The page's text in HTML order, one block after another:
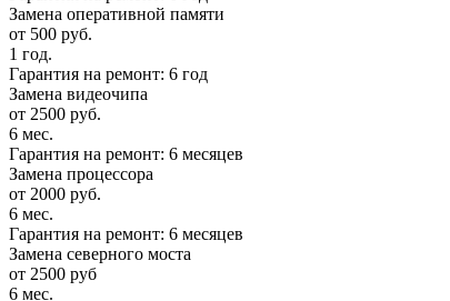
Замена оперативной памяти
от 500 руб.
1 год.
Гарантия на ремонт: 6 год
Замена видеочипа
от 2500 руб.
6 мес.
Гарантия на ремонт: 6 месяцев
Замена процессора
от 2000 руб.
6 мес.
Гарантия на ремонт: 6 месяцев
Замена северного моста
от 2500 руб
6 мес.